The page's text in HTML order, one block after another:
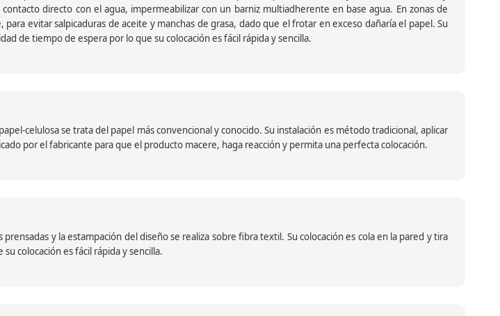
directo con el agua, impermeabilizar con un barniz multiadherente en base agua. En zonas de
evitar salpicaduras de aceite y manchas de grasa, dado que el frotar en exceso dañaría el papel. Su
de tiempo de espera por lo que su colocación es fácil rápida y sencilla.
celulosa se trata del papel más convencional y conocido. Su instalación es método tradicional, aplicar
por el fabricante para que el producto macere, haga reacción y permita una perfecta colocación.
y la estampación del diseño se realiza sobre fibra textil. Su colocación es cola en la pared y tira
colocación es fácil rápida y sencilla.